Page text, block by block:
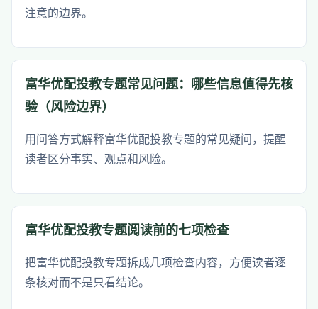
注意的边界。
富华优配投教专题常见问题：哪些信息值得先核
验（风险边界）
用问答方式解释富华优配投教专题的常见疑问，提醒
读者区分事实、观点和风险。
富华优配投教专题阅读前的七项检查
把富华优配投教专题拆成几项检查内容，方便读者逐
条核对而不是只看结论。